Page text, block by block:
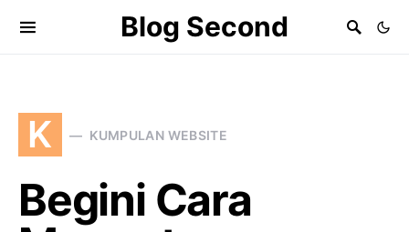
Blog Second
K KUMPULAN WEBSITE
Begini Cara